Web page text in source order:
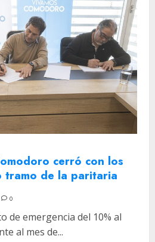
cerró con los
tramo de la paritaria
0
de emergencia del 10% al
al mes de...